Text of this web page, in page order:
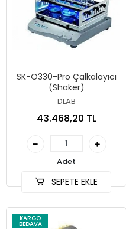
SK-O330-Pro Çalkalayıcı
(Shaker)
DLAB
43.468,20 TL
Adet
SEPETE EKLE
KARGO
BEDAVA